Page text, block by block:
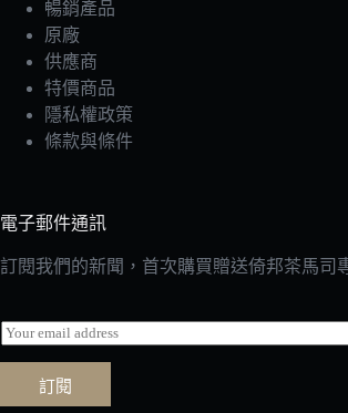
暢銷產品
原廠
供應商
特價商品
隱私權政策
條款與條件
電子郵件通訊
訂閱我們的新聞，首次購買贈送倚邦茶馬司
E
m
a
l
訂閱